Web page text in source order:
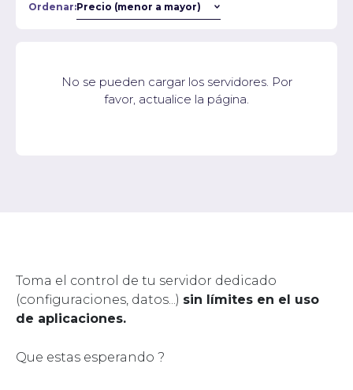
Ordenar:
No se pueden cargar los servidores. Por
favor, actualice la página.
Toma el control de tu servidor dedicado
(configuraciones, datos...) sin límites en el uso
de aplicaciones.
Que estas esperando ?